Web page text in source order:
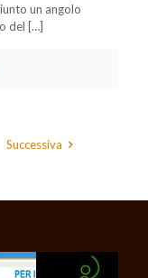
un angolo
del […]
Successiva